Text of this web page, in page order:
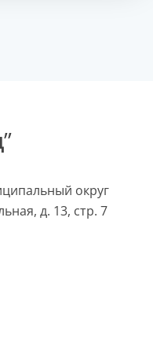
”
округ
д. 13, стр. 7